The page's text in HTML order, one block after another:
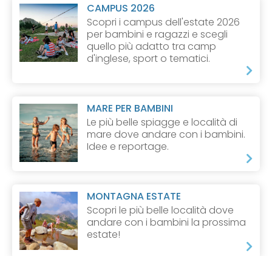
CAMPUS 2026
Scopri i campus dell'estate 2026
per bambini e ragazzi e scegli
quello più adatto tra camp
d'inglese, sport o tematici.
MARE PER BAMBINI
Le più belle spiagge e località di
mare dove andare con i bambini.
Idee e reportage.
MONTAGNA ESTATE
Scopri le più belle località dove
andare con i bambini la prossima
estate!